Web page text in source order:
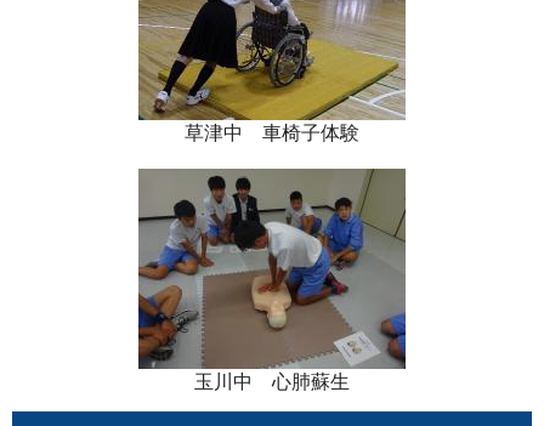
草津中 車椅子体験
玉川中 心肺蘇生